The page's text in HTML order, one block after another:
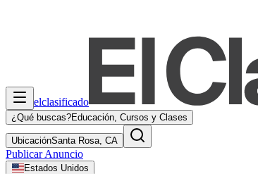
elclasificado
¿Qué buscas?Educación, Cursos y Clases
UbicaciónSanta Rosa, CA
Publicar Anuncio
Estados Unidos